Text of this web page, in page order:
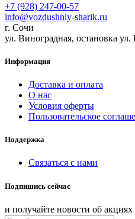
+7 (928) 247-00-57
info@vozdushniy-sharik.ru
г. Сочи
ул. Виноградная, остановка
Информация
Доставка и оплата
О нас
Условия оферты
Пользовательское
Поддержка
Связаться с нами
Подпишись сейчас
и получайте новости об